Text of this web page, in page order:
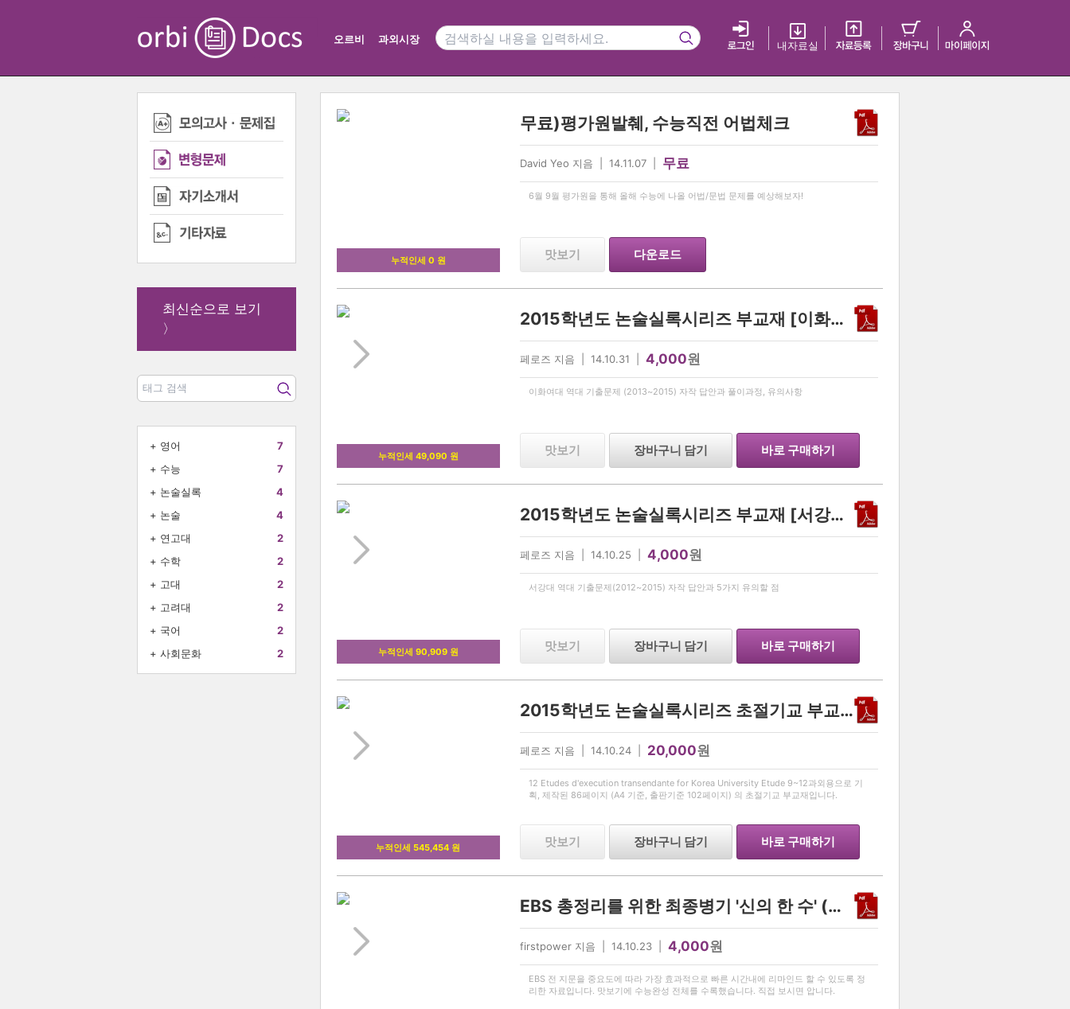
오르비 과외시장
내 자료실
최신순으로 보기
〉
+ 영어
7
+ 수능
7
+ 논술실록
4
+ 논술
4
+ 연고대
2
+ 수학
2
+ 고대
2
+ 고려대
2
+ 국어
2
+ 사회문화 2
누적인세 0 원
무료)평가원발췌, 수능직전 어법체크
David Yeo 지음 | 14.11.07 | 무료
6월 9월 평가원을 통해 올해 수능에 나올 어법/문법 문제를 예상해보자!
맛보기 다운로드
누적인세 49,090 원
2015학년도 논술실록시리즈 부교재 [이화여자대학교편]
페로즈 지음 | 14.10.31 | 4,000원
이화여대 역대 기출문제 (2013~2015) 자작 답안과 풀이과정, 유의사항
맛보기 장바구니 담기 바로 구매하기
누적인세 90,909 원
2015학년도 논술실록시리즈 부교재 [서강대학교편]
페로즈 지음 | 14.10.25 | 4,000원
서강대 역대 기출문제(2012~2015) 자작 답안과 5가지 유의할 점
맛보기 장바구니 담기 바로 구매하기
누적인세 545,454 원
2015학년도 논술실록시리즈 초절기교 부교재 [고려대학교편]
페로즈 지음 | 14.10.24 | 20,000원
12 Etudes d'execution transendante for Korea University Etude 9~12과외용으로 기
획, 제작된 86페이지 (A4 기준, 출판기준 102페이지) 의 초절기교 부교재입니다.
맛보기 장바구니 담기 바로 구매하기
EBS 총정리를 위한 최종병기 '신의 한 수' (중요도 표시 및 요약자료)
firstpower 지음 | 14.10.23 | 4,000원
EBS 전 지문을 중요도에 따라 가장 효과적으로 빠른 시간내에 리마인드 할 수 있도록 정
리한 자료입니다. 맛보기에 수능완성 전체를 수록했습니다. 직접 보시면 압니다.